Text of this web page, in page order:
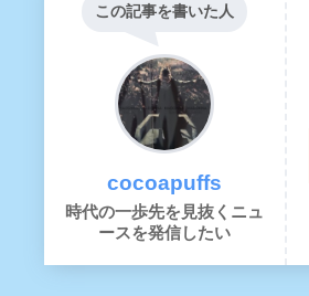
この記事を書いた人
cocoapuffs
時代の一歩先を見抜くニュ
ースを発信したい